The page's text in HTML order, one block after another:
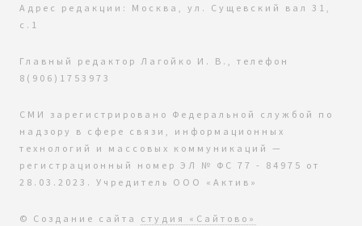
Адрес редакции: Москва, ул. Сущевский вал 31,
с.1
Главный редактор Лагойко И. В., телефон
8(906)1753973
СМИ зарегистрировано Федеральной службой по
надзору в сфере связи, информационных
технологий и массовых коммуникаций —
регистрационный номер ЭЛ № ФС 77 - 84975 от
28.03.2023. Учредитель ООО «Актив»
© Создание сайта студия «Сайтово»